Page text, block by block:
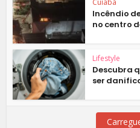
Cuiabá
Incêndio
no centro
Lifestyle
Descubra
ser